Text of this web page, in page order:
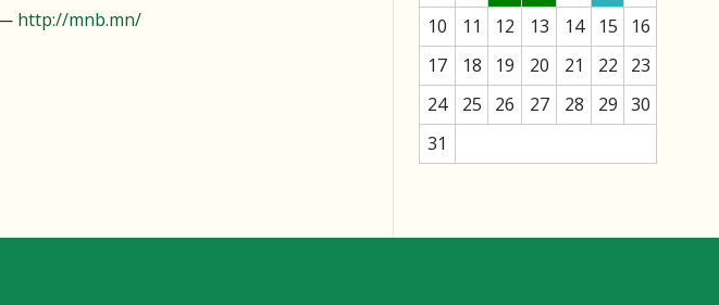
http://mnb.mn/
10
11 12 13 14 15
16
17
18 19 20 21 22
23
24
25 26 27 28 29 30
31